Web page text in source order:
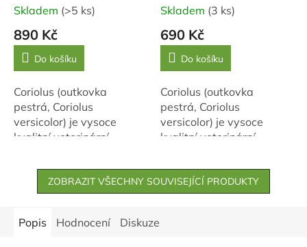
Skladem (>5 ks)
890 Kč
Do košíku
Coriolus (outkovka
pestrá, Coriolus
versicolor) je vysoce
kvalitní veterinární
Číňané cenili pro
jeho vitalizující účinky na
tělo...
Skladem (3 ks)
690 Kč
Do košíku
Coriolus (outkovka
pestrá, Coriolus
versicolor) je vysoce
kvalitní veterinární
Číňané cenili pro
jeho vitalizující účinky na
tělo...
ZOBRAZIT VŠECHNY SOUVISEJÍCÍ PRODUKTY
Popis Hodnocení Diskuze